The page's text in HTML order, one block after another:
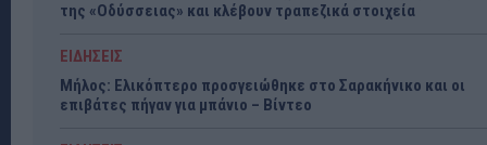
της «Οδύσσειας» και κλέβουν τραπεζικά στοιχεία
ΕΙΔΗΣΕΙΣ
Μήλος: Ελικόπτερο προσγειώθηκε στο Σαρακήνικο και οι
επιβάτες πήγαν για μπάνιο – Βίντεο